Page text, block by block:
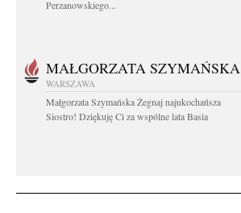
Perzanowskiego...
MAŁGORZATA SZYMAŃSKA
WARSZAWA
Małgorzata Szymańska Żegnaj najukochańsza
Siostro! Dziękuję Ci za wspólne lata Basia